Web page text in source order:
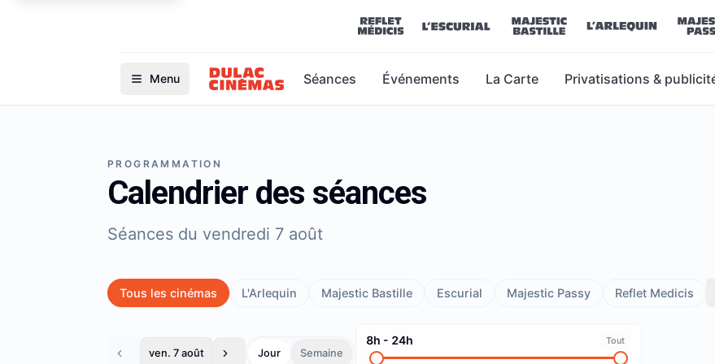
Menu Séances Événements La Carte Privatisations &
PROGRAMMATION
Calendrier des séances
Séances du vendredi 7 août
ven. 7 août Jour Semaine
8h - 24h Tout
Tous les cinémas L'Arlequin Majestic Bastille Escurial Majestic Passy Reflet Medicis